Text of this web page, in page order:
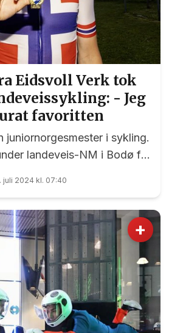
Eidsvoll Verk tok
- Jeg
favoritten
juniornorgesmester i sykling.
landeveis-NM i Bodø for
16 år gamle Henrik Vea
Verk. Under juniorens
mot en håndfull
Elias Skjolden åpnet nok
han var litt ferdig da Vetle
kom på oppløpet. Heldigvis
selv om jeg kanskje ikke er
juli 2024 kl. 07:40
+